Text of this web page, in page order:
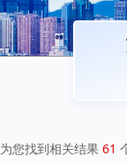
为您找到相关结果 61